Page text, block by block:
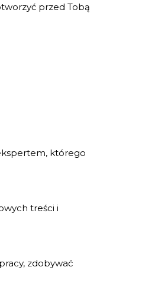
przed Tobą
którego
treści i
zdobywać